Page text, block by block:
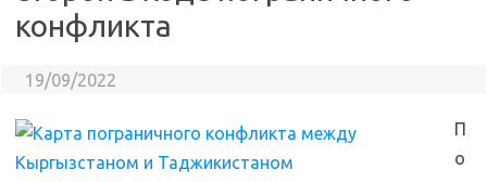
конфликта
19/09/2022
П
о